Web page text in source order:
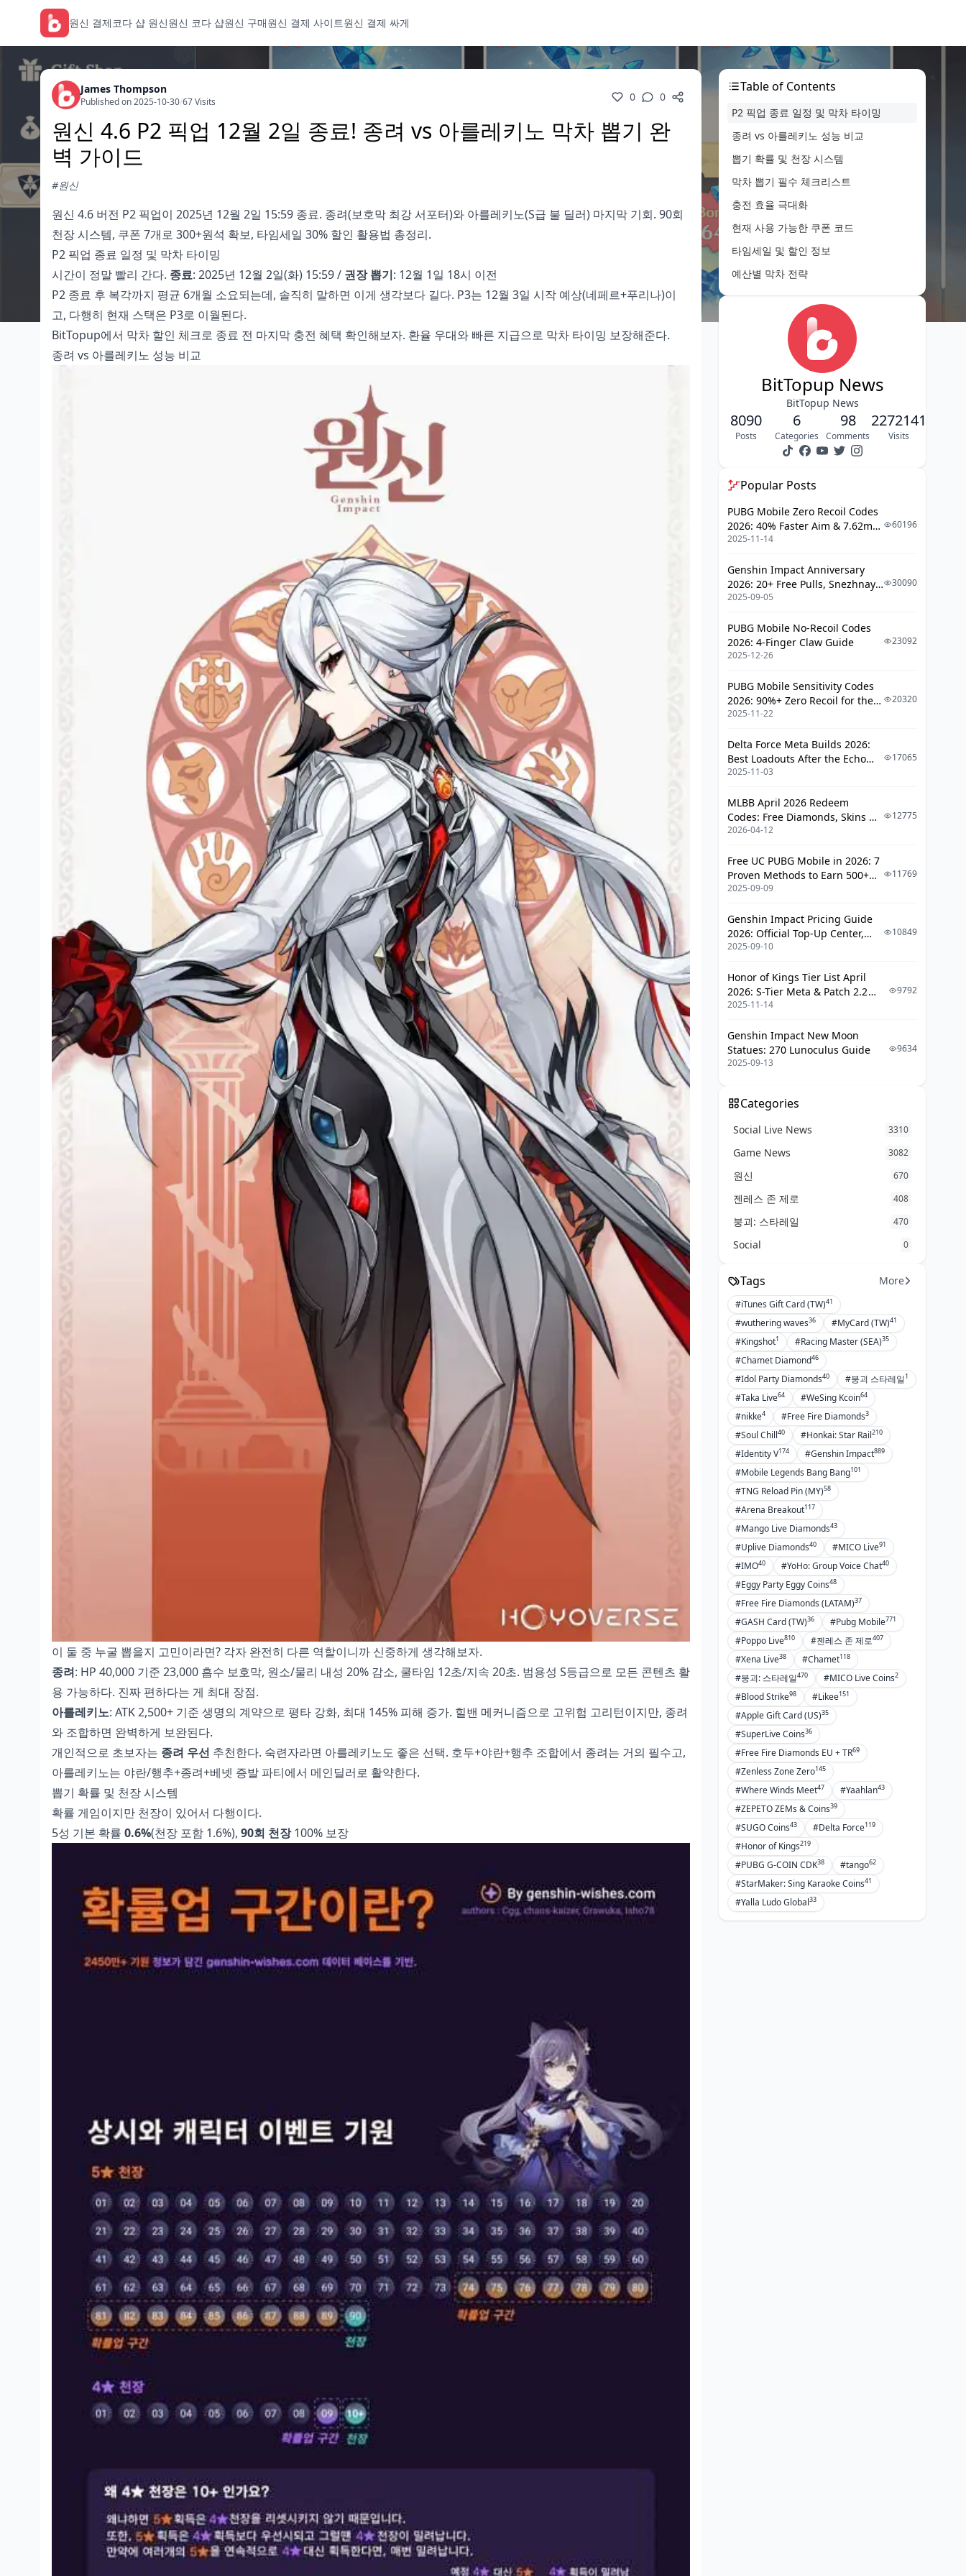
원신 결제코다 샵 원신원신 코다 샵원신 구매원신 결제 사이트원신 결제 싸게
James Thompson
Published on 2025-10-30/67 Visits 0 0
원신 4.6 P2 픽업 12월 2일 종료! 종려 vs 아를레키노 막차 뽑기 완
벽 가이드
#원신
원신 4.6 버전 P2 픽업이 2025년 12월 2일 15:59 종료. 종려(보호막 최강 서포터)와 아를레키노(S급 불 딜러) 마지막 기회. 90회
천장 시스템, 쿠폰 7개로 300+원석 확보, 타임세일 30% 할인 활용법 총정리.
P2 픽업 종료 일정 및 막차 타이밍
시간이 정말 빨리 간다. 종료: 2025년 12월 2일(화) 15:59 / 권장 뽑기: 12월 1일 18시 이전
P2 종료 후 복각까지 평균 6개월 소요되는데, 솔직히 말하면 이게 생각보다 길다. P3는 12월 3일 시작 예상(네페르+푸리나)이
고, 다행히 현재 스택은 P3로 이월된다.
BitTopup에서 막차 할인 체크로 종료 전 마지막 충전 혜택 확인해보자. 환율 우대와 빠른 지급으로 막차 타이밍 보장해준다.
종려 vs 아를레키노 성능 비교
이 둘 중 누굴 뽑을지 고민이라면? 각자 완전히 다른 역할이니까 신중하게 생각해보자.
종려: HP 40,000 기준 23,000 흡수 보호막, 원소/물리 내성 20% 감소, 쿨타임 12초/지속 20초. 범용성 S등급으로 모든 콘텐츠 활
용 가능하다. 진짜 편하다는 게 최대 장점.
아를레키노: ATK 2,500+ 기준 생명의 계약으로 평타 강화, 최대 145% 피해 증가. 힐밴 메커니즘으로 고위험 고리턴이지만, 종려
와 조합하면 완벽하게 보완된다.
개인적으로 초보자는 종려 우선 추천한다. 숙련자라면 아를레키노도 좋은 선택. 호두+야란+행추 조합에서 종려는 거의 필수고,
아를레키노는 야란/행추+종려+베넷 증발 파티에서 메인딜러로 활약한다.
뽑기 확률 및 천장 시스템
확률 게임이지만 천장이 있어서 다행이다.
5성 기본 확률 0.6%(천장 포함 1.6%), 90회 천장100% 보장
Table of Contents
P2 픽업 종료 일정 및 막차 타이밍
종려 vs 아를레키노 성능 비교
뽑기 확률 및 천장 시스템
막차 뽑기 필수 체크리스트
충전 효율 극대화
현재 사용 가능한 쿠폰 코드
타임세일 및 할인 정보
예산별 막차 전략
BitTopup News
BitTopup News
8090
Posts
6
Categories
98
Comments
2272141
Visits
Popular Posts
PUBG Mobile Zero Recoil Codes
2026: 40% Faster Aim & 7.62mm
Weapon Adjustments
2025-11-14
60196
Genshin Impact Anniversary
2026: 20+ Free Pulls, Snezhnaya
Roadmap & Complete Guide
2025-09-05
30090
PUBG Mobile No-Recoil Codes
2026: 4-Finger Claw Guide
2025-12-26
23092
PUBG Mobile Sensitivity Codes
2026: 90%+ Zero Recoil for the
V4.4 M416 & AUG Meta
2025-11-22
20320
Delta Force Meta Builds 2026:
Best Loadouts After the Echo
Season Update
2025-11-03
17065
MLBB April 2026 Redeem
Codes: Free Diamonds, Skins &
Starlight Rewards
2026-04-12
12775
Free UC PUBG Mobile in 2026: 7
Proven Methods to Earn 500+
UC (V4.3 & RPA18 Updates)
2025-09-09
11769
Genshin Impact Pricing Guide
2026: Official Top-Up Center,
Platform Differences, and
2025-09-10
10849
Honor of Kings Tier List April
2026: S-Tier Meta & Patch 2.2
Changes
2025-11-14
9792
Genshin Impact New Moon
Statues: 270 Lunoculus Guide
2025-09-13
9634
Categories
Social Live News 3310
Game News 3082
원신 670
젠레스 존 제로 408
붕괴: 스타레일 470
Social 0
Tags More
#iTunes Gift Card (TW)41
#wuthering waves36 #MyCard (TW)41
#Kingshot1 #Racing Master (SEA)35
#Chamet Diamond46
#Idol Party Diamonds40 #붕괴 스타레일1
#Taka Live64 #WeSing Kcoin64
#nikke4 #Free Fire Diamonds3
#Soul Chill40 #Honkai: Star Rail210
#Identity V174 #Genshin Impact889
#Mobile Legends Bang Bang101
#TNG Reload Pin (MY)58
#Arena Breakout117
#Mango Live Diamonds43
#Uplive Diamonds40 #MICO Live91
#IMO40 #YoHo: Group Voice Chat40
#Eggy Party Eggy Coins48
#Free Fire Diamonds (LATAM)37
#GASH Card (TW)36 #Pubg Mobile771
#Poppo Live810 #젠레스 존 제로407
#Xena Live38 #Chamet118
#붕괴: 스타레일470 #MICO Live Coins2
#Blood Strike98 #Likee151
#Apple Gift Card (US)35
#SuperLive Coins36
#Free Fire Diamonds EU + TR69
#Zenless Zone Zero145
#Where Winds Meet47 #Yaahlan43
#ZEPETO ZEMs & Coins39
#SUGO Coins43 #Delta Force119
#Honor of Kings219
#PUBG G-COIN CDK38 #tango62
#StarMaker: Sing Karaoke Coins41
#Yalla Ludo Global33